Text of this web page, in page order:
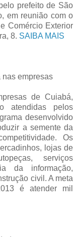
prefeito de São
em reunião com o
Comércio Exterior
8. SAIBA MAIS
nas empresas
de Cuiabá,
atendidas pelos
desenvolvido
a semente da
Os
lojas de
serviços
da informação,
civil. A meta
é atender mil